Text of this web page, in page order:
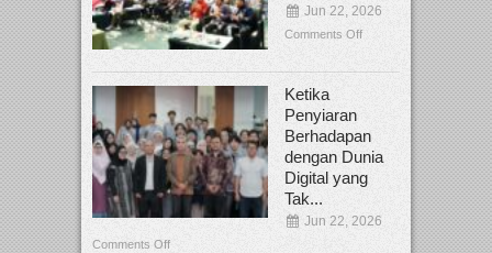
Jun 22, 2026
Comments Off
Ketika
Penyiaran
Berhadapan
dengan Dunia
Digital yang
Tak...
Jun 22, 2026
Comments Off